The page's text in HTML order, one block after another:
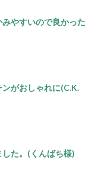
やすいので良かった
がおしゃれに(C.K.
た。(くんばち様)